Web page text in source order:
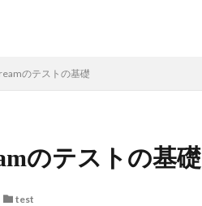
のテストの基礎
のテストの基礎
test